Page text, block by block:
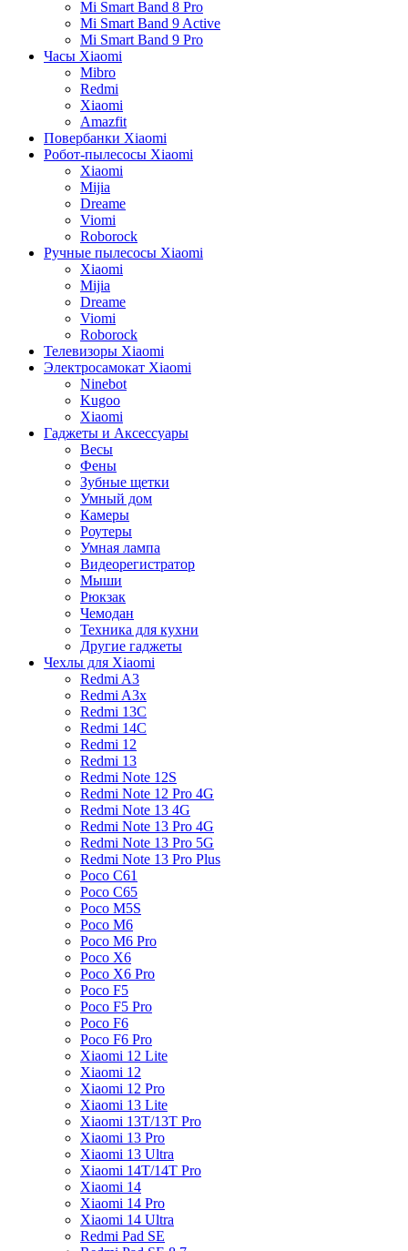
Mi Smart Band 8 Pro
Mi Smart Band 9 Active
Mi Smart Band 9 Pro
Часы Xiaomi
Mibro
Redmi
Xiaomi
Amazfit
Повербанки Xiaomi
Робот-пылесосы Xiaomi
Xiaomi
Mijia
Dreame
Viomi
Roborock
Ручные пылесосы Xiaomi
Xiaomi
Mijia
Dreame
Viomi
Roborock
Телевизоры Xiaomi
Электросамокат Xiaomi
Ninebot
Kugoo
Xiaomi
Гаджеты и Аксессуары
Весы
Фены
Зубные щетки
Умный дом
Камеры
Роутеры
Умная лампа
Видеорегистратор
Мыши
Рюкзак
Чемодан
Техника для кухни
Другие гаджеты
Чехлы для Xiaomi
Redmi A3
Redmi A3x
Redmi 13C
Redmi 14C
Redmi 12
Redmi 13
Redmi Note 12S
Redmi Note 12 Pro 4G
Redmi Note 13 4G
Redmi Note 13 Pro 4G
Redmi Note 13 Pro 5G
Redmi Note 13 Pro Plus
Poco C61
Poco C65
Poco M5S
Poco M6
Poco M6 Pro
Poco X6
Poco X6 Pro
Poco F5
Poco F5 Pro
Poco F6
Poco F6 Pro
Xiaomi 12 Lite
Xiaomi 12
Xiaomi 12 Pro
Xiaomi 13 Lite
Xiaomi 13T/13T Pro
Xiaomi 13 Pro
Xiaomi 13 Ultra
Xiaomi 14T/14T Pro
Xiaomi 14
Xiaomi 14 Pro
Xiaomi 14 Ultra
Redmi Pad SE